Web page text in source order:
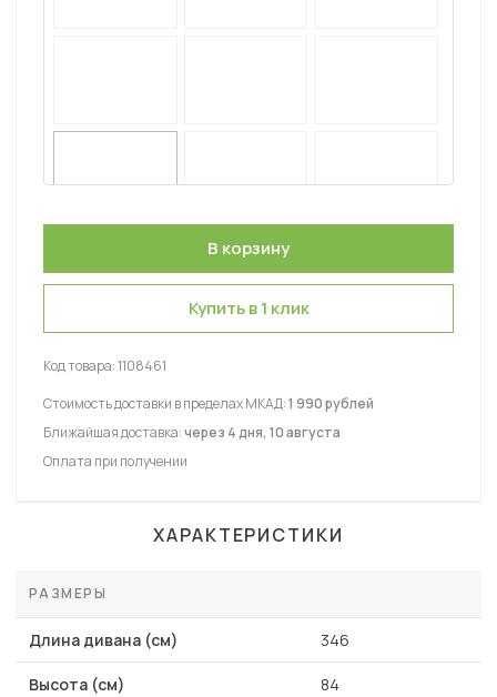
Купить в 1 клик
Код товара:1108461
Стоимость доставки в пределах МКАД:1 990 рублей
Ближайшая доставка:через 4 дня, 10 августа
Оплата при получении
ХАРАКТЕРИСТИКИ
РАЗМЕРЫ
Длина дивана (см) 346
Высота (см) 84